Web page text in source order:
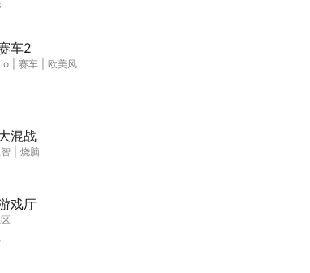
车2
io 赛车
欧美风
混战
烧脑
戏厅